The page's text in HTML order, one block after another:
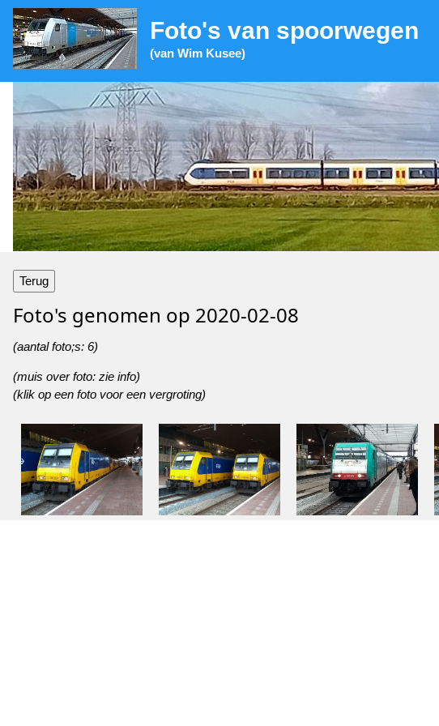
Foto's van spoorwegen
(van Wim Kusee)
Terug
Foto's genomen op 2020-02-08
(aantal foto;s: 6)
(muis over foto: zie info)
(klik op een foto voor een vergroting)